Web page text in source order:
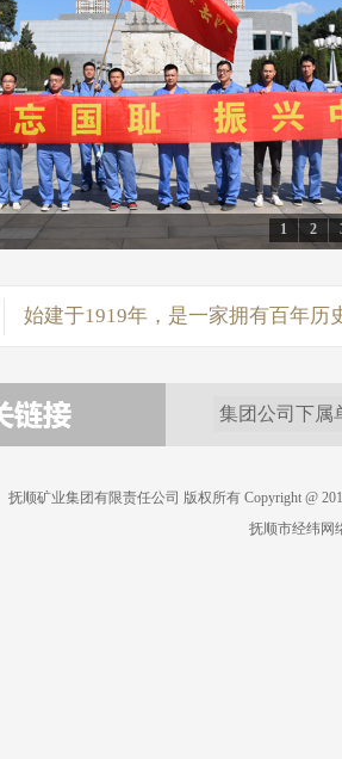
始建于1919年，是一家拥有百年历
抚顺矿业集团有限责任公司 版权所有 Copyright @
抚顺市经纬网